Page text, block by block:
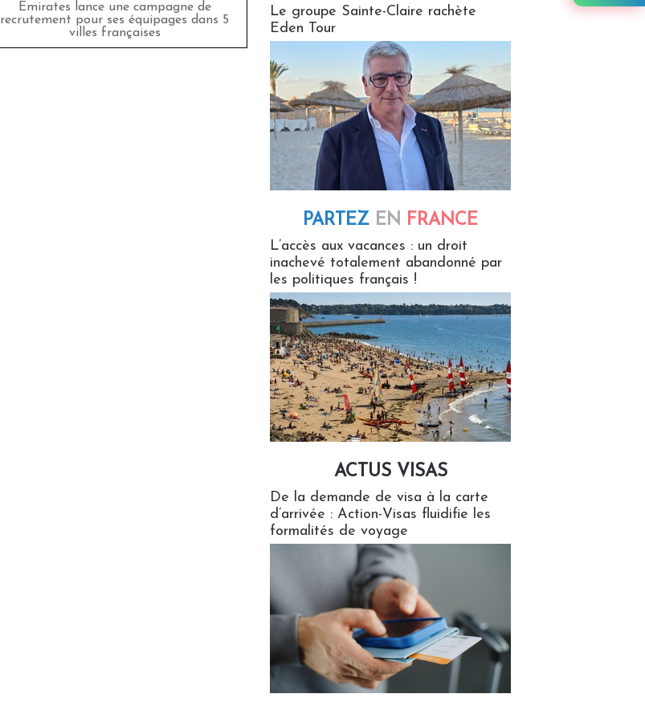
Emirates lance une campagne de
recrutement pour ses équipages dans 5
villes françaises
Le groupe Sainte-Claire rachète
Eden Tour
PARTEZ EN FRANCE
L’accès aux vacances : un droit
inachevé totalement abandonné par
les politiques français !
ACTUS VISAS
De la demande de visa à la carte
d’arrivée : Action-Visas fluidifie les
formalités de voyage